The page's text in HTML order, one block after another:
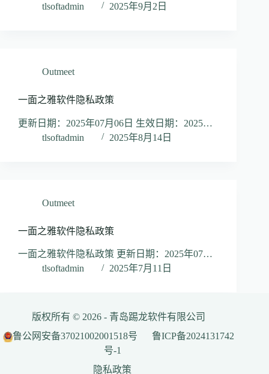
tlsoftadmin
2025年9月2日
Outmeet
一面之雅软件隐私政策
更新日期：2025年07月06日 生效日期：2025…
tlsoftadmin
2025年8月14日
Outmeet
一面之雅软件隐私政策
一面之雅软件隐私政策 更新日期：2025年07…
tlsoftadmin
2025年7月11日
版权所有 © 2026 - 青岛踢龙软件有限公司
鲁公网安备37021002001518号
鲁ICP备2024131742
号-1
隐私政策